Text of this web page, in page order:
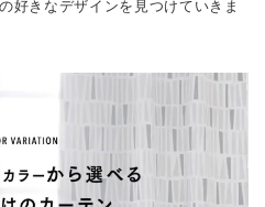
好きなデザインを見つけていきま